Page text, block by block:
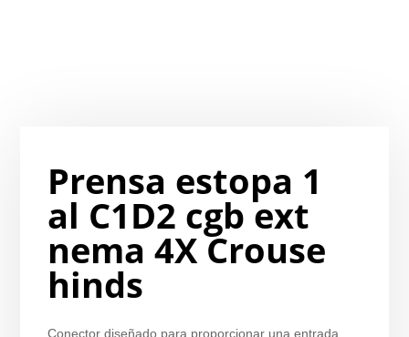
Prensa estopa 1
al C1D2 cgb ext
nema 4X Crouse
hinds
Conector diseñado para proporcionar una entrada